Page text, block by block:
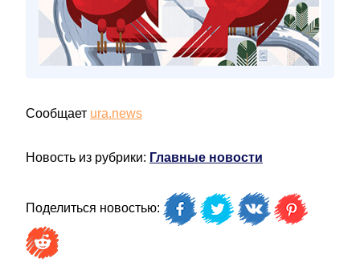
Сообщает ura.news
Новость из рубрики: Главные новости
Поделиться новостью: